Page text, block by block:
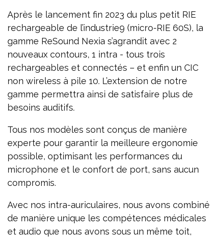
Après le lancement fin 2023 du plus petit RIE
rechargeable de l’industrie9 (micro-RIE 60S), la
gamme ReSound Nexia s’agrandit avec 2
nouveaux contours, 1 intra - tous trois
rechargeables et connectés – et enfin un CIC
non wireless à pile 10. L’extension de notre
gamme permettra ainsi de satisfaire plus de
besoins auditifs.
Tous nos modèles sont conçus de manière
experte pour garantir la meilleure ergonomie
possible, optimisant les performances du
microphone et le confort de port, sans aucun
compromis.
Avec nos intra-auriculaires, nous avons combiné
de manière unique les compétences médicales
et audio que nous avons sous un même toit,